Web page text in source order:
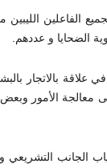
الفاعلين
الضحايا و عددهم.
بالاتجار
الأمور وبعض
التشريعي